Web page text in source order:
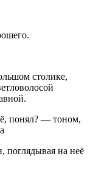
столике,
понял? — тоном,
на неё